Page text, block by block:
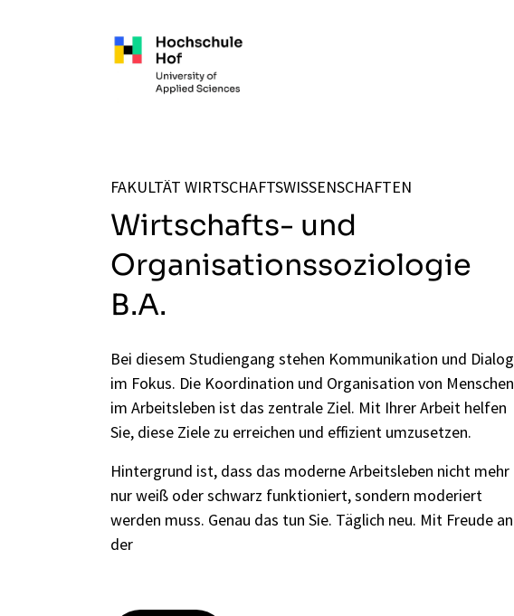
FAKULTÄT WIRTSCHAFTSWISSENSCHAFTEN
Wirtschafts- und
Organisationssoziologie
B.A.
Bei diesem Studiengang stehen Kommunikation und Dialog
im Fokus. Die Koordination und Organisation von Menschen
im Arbeitsleben ist das zentrale Ziel. Mit Ihrer Arbeit helfen
Sie, diese Ziele zu erreichen und effizient umzusetzen.
Hintergrund ist, dass das moderne Arbeitsleben nicht mehr
nur weiß oder schwarz funktioniert, sondern moderiert
werden muss. Genau das tun Sie. Täglich neu. Mit Freude an
der